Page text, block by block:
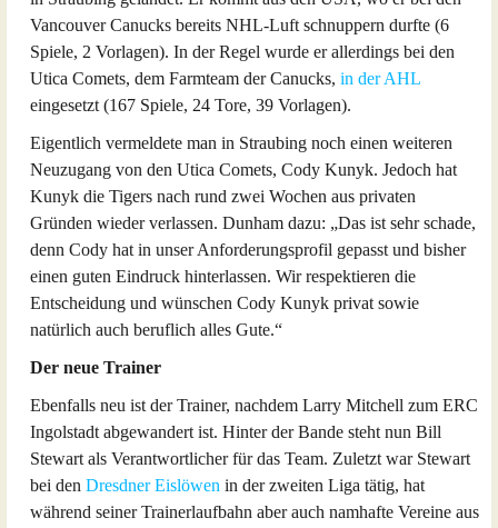
Vancouver Canucks bereits NHL-Luft schnuppern durfte (6
Spiele, 2 Vorlagen). In der Regel wurde er allerdings bei den
Utica Comets, dem Farmteam der Canucks, in der AHL
eingesetzt (167 Spiele, 24 Tore, 39 Vorlagen).
Eigentlich vermeldete man in Straubing noch einen weiteren
Neuzugang von den Utica Comets, Cody Kunyk. Jedoch hat
Kunyk die Tigers nach rund zwei Wochen aus privaten
Gründen wieder verlassen. Dunham dazu: „Das ist sehr schade,
denn Cody hat in unser Anforderungsprofil gepasst und bisher
einen guten Eindruck hinterlassen. Wir respektieren die
Entscheidung und wünschen Cody Kunyk privat sowie
natürlich auch beruflich alles Gute.“
Der neue Trainer
Ebenfalls neu ist der Trainer, nachdem Larry Mitchell zum ERC
Ingolstadt abgewandert ist. Hinter der Bande steht nun Bill
Stewart als Verantwortlicher für das Team. Zuletzt war Stewart
bei den Dresdner Eislöwen in der zweiten Liga tätig, hat
während seiner Trainerlaufbahn aber auch namhafte Vereine aus